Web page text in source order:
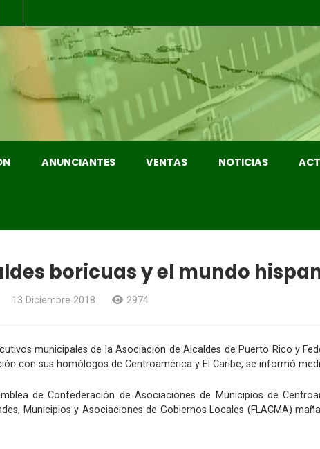
ANUNCIANTES VENTAS NOTICIAS
boricuas y el mundo
13 Diciembre 2018 2974
municipales de la Asociación de Alcaldes de Puerto Rico y
con sus homólogos de Centroamérica y El Caribe, se informó
de Confederación de Asociaciones de Municipios de
Municipios y Asociaciones de Gobiernos Locales (FLACMA)